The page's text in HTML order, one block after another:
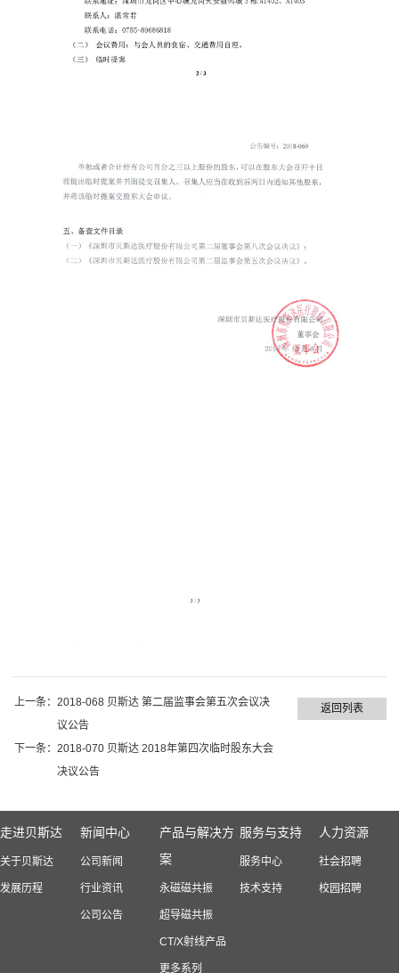
上一条：2018-068 贝斯达 第二届监事会第五次会议决
议公告
下一条：2018-070 贝斯达 2018年第四次临时股东大会
决议公告
返回列表
走进贝斯达
关于贝斯达
发展历程
新闻中心
公司新闻
行业资讯
公司公告
产品与解决方
案
永磁磁共振
超导磁共振
CT/X射线产品
更多系列
服务与支持
服务中心
技术支持
人力资源
社会招聘
校园招聘